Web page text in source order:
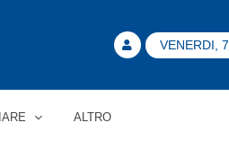
VENERDI,
ALTRO